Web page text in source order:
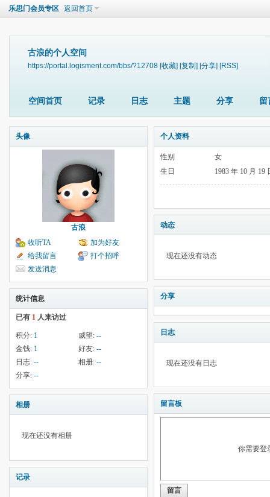
乐思门会员专区 返回首页
古浪的个人空间
https://portal.logisment.com/bbs/?12708 [收藏] [复制] [分享] [RSS]
空间首页 记录 日志 主题 分享 留
头像
古浪
收听TA
加为好友
给我留言
打个招呼
发送消息
统计信息
已有 1 人来访过
积分: 1 威望: --
金钱: 1 好友: --
日志: -- 相册: --
分享: --
相册
现在还没有相册
记录
个人资料
性别
女
生日
1983 年 10 月 19
动态
现在还没有动态
分享
日志
现在还没有日志
留言板
你需要登
留言